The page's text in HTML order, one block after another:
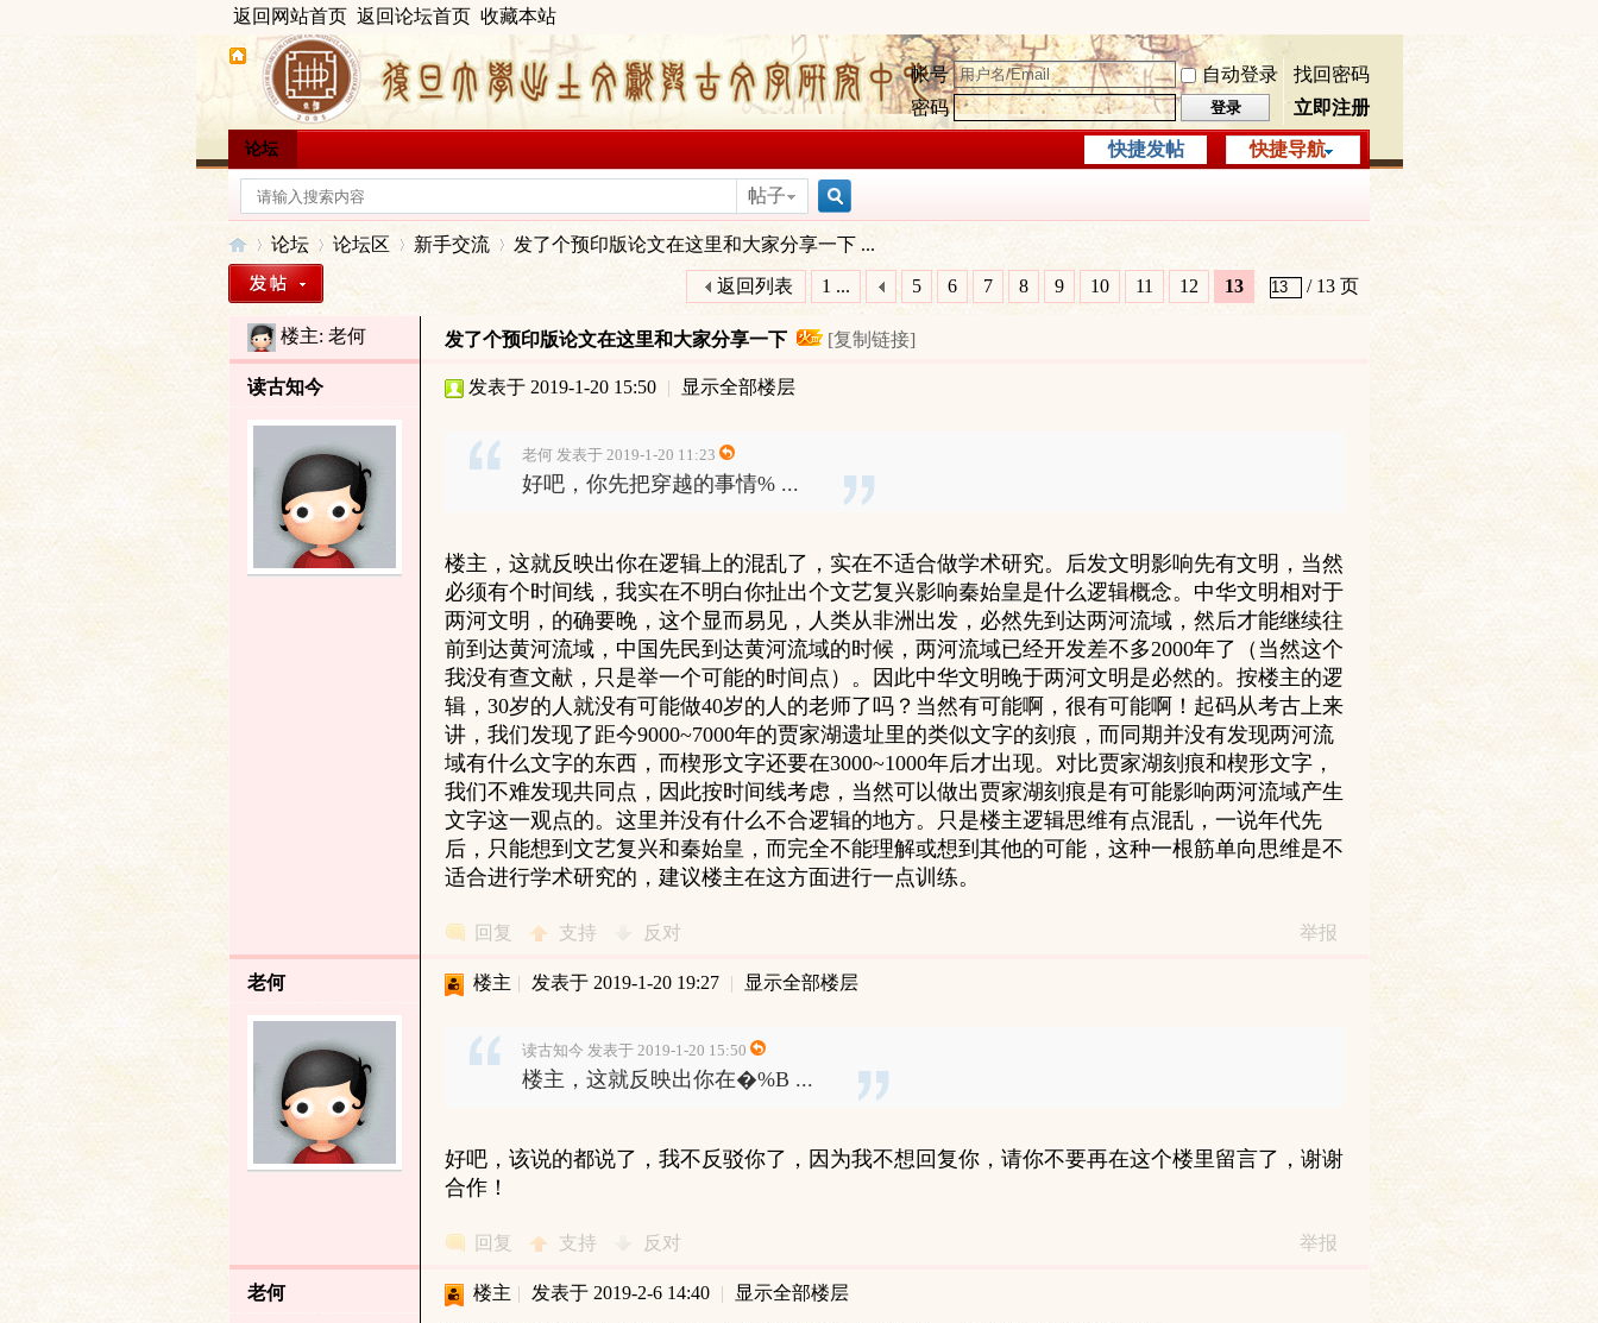
返回网站首页 返回论坛首页 收藏本站
帐号 自动登录
找回密码
密码
登录 立即注册
快捷导航
论坛 快捷发帖
帖子
搜
索
»
论坛
›
论坛区 新手交流
›
发了个预印版论文在这里和大家分享一下 ...
1 ... 5 6 7 8 9 10 11 12 13 / 13 页
返回列表
楼主: 老何 发了个预印版论文在这里和大家分享一下 [复制链接]
读古知今 发表于 2019-1-20 15:50 | 显示全部楼层
老何 发表于 2019-1-20 11:23
好吧，你先把穿越的事情% ...
楼主，这就反映出你在逻辑上的混乱了，实在不适合做学术研究。后发文明影响先有文明，当然
必须有个时间线，我实在不明白你扯出个文艺复兴影响秦始皇是什么逻辑概念。中华文明相对于
两河文明，的确要晚，这个显而易见，人类从非洲出发，必然先到达两河流域，然后才能继续往
前到达黄河流域，中国先民到达黄河流域的时候，两河流域已经开发差不多2000年了（当然这个
我没有查文献，只是举一个可能的时间点）。因此中华文明晚于两河文明是必然的。按楼主的逻
辑，30岁的人就没有可能做40岁的人的老师了吗？当然有可能啊，很有可能啊！起码从考古上来
讲，我们发现了距今9000~7000年的贾家湖遗址里的类似文字的刻痕，而同期并没有发现两河流
域有什么文字的东西，而楔形文字还要在3000~1000年后才出现。对比贾家湖刻痕和楔形文字，
我们不难发现共同点，因此按时间线考虑，当然可以做出贾家湖刻痕是有可能影响两河流域产生
文字这一观点的。这里并没有什么不合逻辑的地方。只是楼主逻辑思维有点混乱，一说年代先
后，只能想到文艺复兴和秦始皇，而完全不能理解或想到其他的可能，这种一根筋单向思维是不
适合进行学术研究的，建议楼主在这方面进行一点训练。
回复 支持 反对 举报
老何 楼主 | 发表于 2019-1-20 19:27 | 显示全部楼层
读古知今 发表于 2019-1-20 15:50
楼主，这就反映出你在�%B ...
好吧，该说的都说了，我不反驳你了，因为我不想回复你，请你不要再在这个楼里留言了，谢谢
合作！
回复 支持 反对 举报
老何 楼主 | 发表于 2019-2-6 14:40 | 显示全部楼层